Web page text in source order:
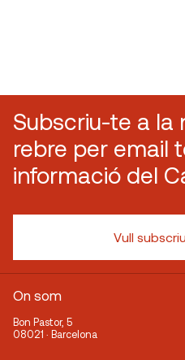
Subscriu-te a la
rebre per email
informació del
Vull
On som
Bon Pastor, 5
08021 · Barcelona